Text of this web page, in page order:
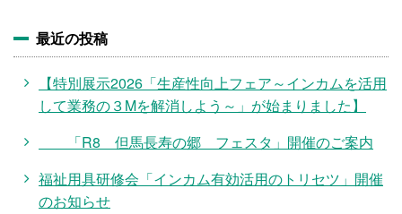
最近の投稿
【特別展示2026「生産性向上フェア～インカムを活用
して業務の３Mを解消しよう～」が始まりました】
「R8 但馬長寿の郷 フェスタ」開催のご案内
福祉用具研修会「インカム有効活用のトリセツ」開催
のお知らせ